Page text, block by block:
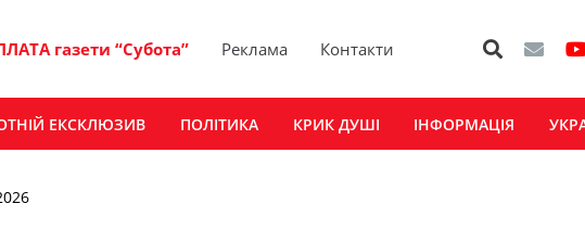
газети “Субота” Реклама Контакти
ЕКСКЛЮЗИВ ПОЛІТИКА КРИК ДУШІ ІНФОРМАЦІЯ